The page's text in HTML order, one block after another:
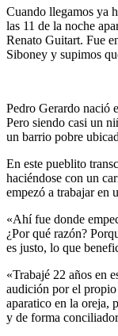
Cuando llegamos ya
las 11 de la noche
Renato Guitart. Fue
Siboney y supimos
Pedro Gerardo nació
Pero siendo casi un
un barrio pobre
En este pueblito
haciéndose con un
empezó a trabajar en
«Ahí fue donde
¿Por qué razón?
es justo, lo que
«Trabajé 22 años en
audición por el
aparatico en la oreja,
y de forma